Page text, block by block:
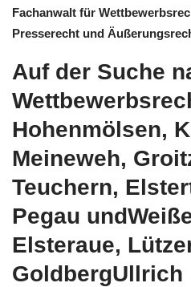
Fachanwalt für
Presserecht und
Auf der Suche
Hohenmölsen,
Meineweh,
Teuchern,
Pegau
Elsteraue,
GoldbergUllrich